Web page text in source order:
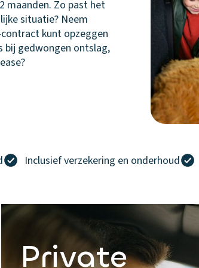
maanden. Zo past het
situatie? Neem
kunt opzeggen
bij gedwongen ontslag,
Inclusief verzekering en onderhoud
Private